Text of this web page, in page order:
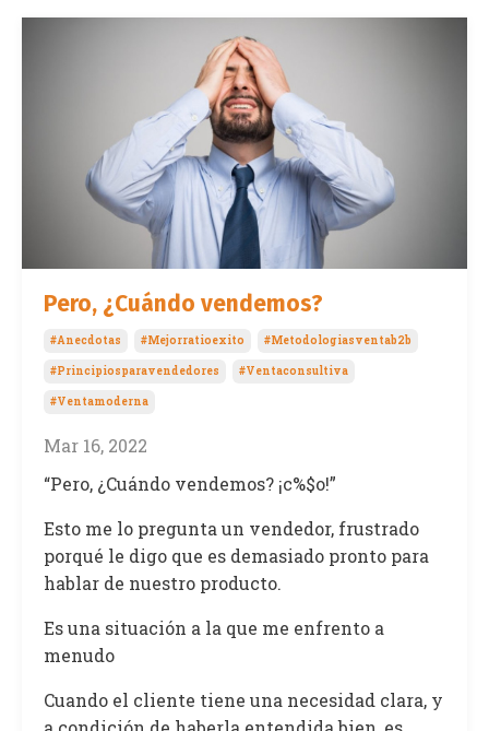
Pero, ¿Cuándo vendemos?
#anecdotas #mejorratioexito #metodologiasventab2b
#principiosparavendedores #ventaconsultiva
#ventamoderna
Mar 16, 2022
“Pero, ¿Cuándo vendemos? ¡c%$o!”
Esto me lo pregunta un vendedor, frustrado
porqué le digo que es demasiado pronto para
hablar de nuestro producto.
Es una situación a la que me enfrento a
menudo
Cuando el cliente tiene una necesidad clara, y